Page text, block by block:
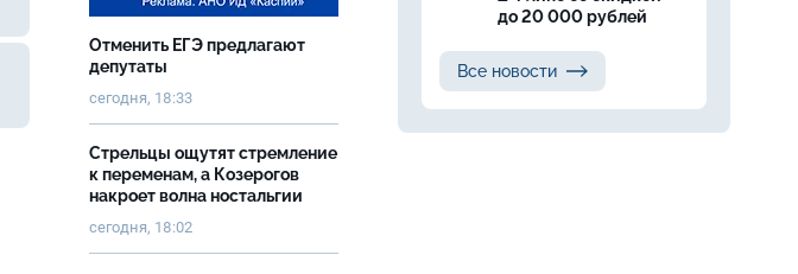
Отменить ЕГЭ предлагают
депутаты
сегодня, 18:33
Стрельцы ощутят стремление
к переменам, а Козерогов
накроет волна ностальгии
сегодня, 18:02
до 20 000 рублей
Все новости